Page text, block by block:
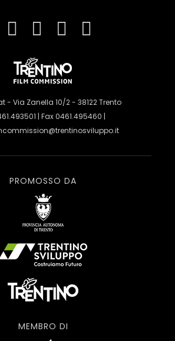
- Via Zanella 10/2 - 38122 Trento
| Fax 0461.495460 |
PROMOSSO DA
MEMBRO DI